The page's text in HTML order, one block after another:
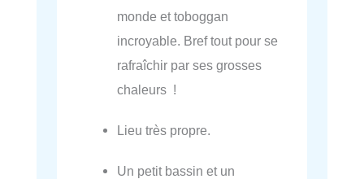
monde et toboggan
incroyable. Bref tout pour se
rafraîchir par ses grosses
chaleurs !
Lieu très propre.
Un petit bassin et un